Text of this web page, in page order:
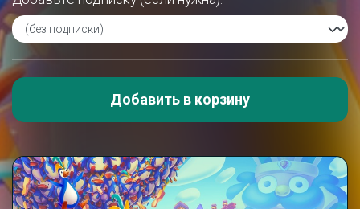
Добавить в корзину